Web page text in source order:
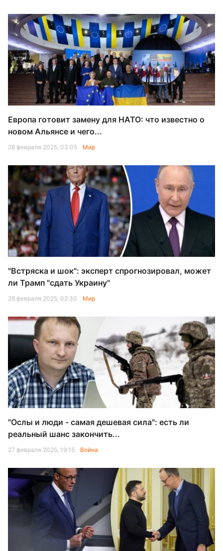
Европа готовит замену для НАТО: что известно о
новом Альянсе и чего...
28 февраля 2025, 03:05 Мир
"Встряска и шок": эксперт спрогнозировал, может
ли Трамп "сдать Украину"
28 февраля 2025, 02:30 Мир
"Ослы и люди - самая дешевая сила": есть ли
реальный шанс закончить...
27 февраля 2025, 19:15 Война